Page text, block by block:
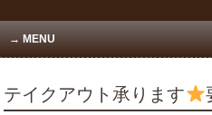
MENU
テイクアウト承ります